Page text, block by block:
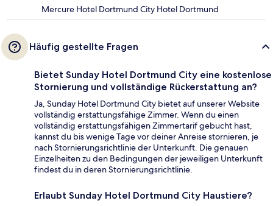
Mercure Hotel Dortmund City Hotel Dortmund
Häufig gestellte Fragen
Bietet Sunday Hotel Dortmund City eine kostenlose
Stornierung und vollständige Rückerstattung an?
Ja, Sunday Hotel Dortmund City bietet auf unserer Website
vollständig erstattungsfähige Zimmer. Wenn du einen
vollständig erstattungsfähigen Zimmertarif gebucht hast,
kannst du bis wenige Tage vor deiner Anreise stornieren, je
nach Stornierungsrichtlinie der Unterkunft. Die genauen
Einzelheiten zu den Bedingungen der jeweiligen Unterkunft
findest du in deren Stornierungsrichtlinie.
Erlaubt Sunday Hotel Dortmund City Haustiere?